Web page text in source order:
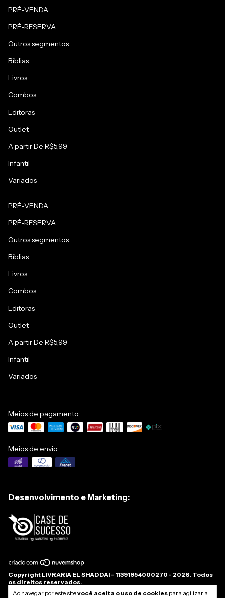
Ao navegar por este sitevocê aceita o uso de cookies para agilizar a
PRÉ-VENDA
PRÉ-RESERVA
Outros segmentos
Bíblias
Livros
Combos
Editoras
Outlet
A partir De R$5,99
Infantil
Variados
PRÉ-VENDA
PRÉ-RESERVA
Outros segmentos
Bíblias
Livros
Combos
Editoras
Outlet
A partir De R$5,99
Infantil
Variados
Meios de pagamento
Meios de envio
Desenvolvimento e Marketing:
Copyright LIVRARIA EL SHADDAI - 11391954000270 - 2026. Todos
os direitos reservados.